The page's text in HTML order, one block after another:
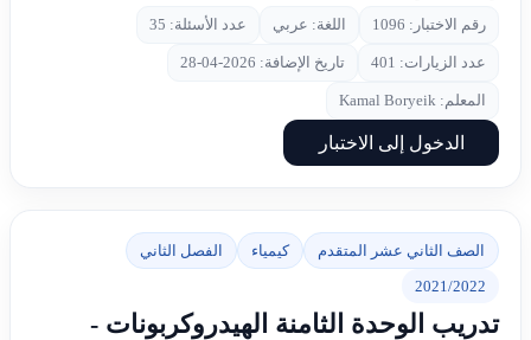
رقم الاختبار: 1096 اللغة: عربي عدد الأسئلة: 35
عدد الزيارات: 401 تاريخ الإضافة: 2026-04-28
المعلم: Kamal Boryeik
الدخول إلى الاختبار
الصف الثاني عشر المتقدم كيمياء
الفصل الثاني
2021/2022
تدريب الوحدة الثامنة الهيدروكربونات -